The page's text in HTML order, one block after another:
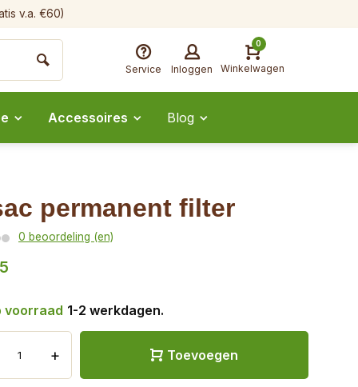
v.a. €60)
Service Inloggen
0
Winkelwagen
Accessoires Blog
permanent filter
0 beoordeling (en)
voorraad 1-2 werkdagen.
+ Toevoegen